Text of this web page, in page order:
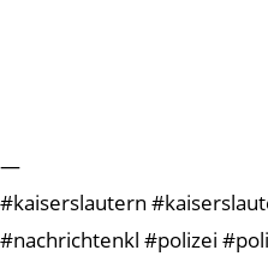
—
#kaiserslautern
#nachrichtenkl #polizei